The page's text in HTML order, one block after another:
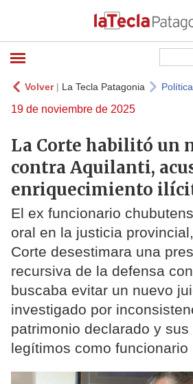
Volver| La Tecla Patagonia
19 de noviembre de 2025
La Corte habilitó un
contra Aquilanti,
enriquecimiento
El ex funcionario
oral en la justicia
Corte desestimara una
recursiva de la defensa
buscaba evitar un nuevo
investigado por
patrimonio declarado y sus
legítimos como funcionario